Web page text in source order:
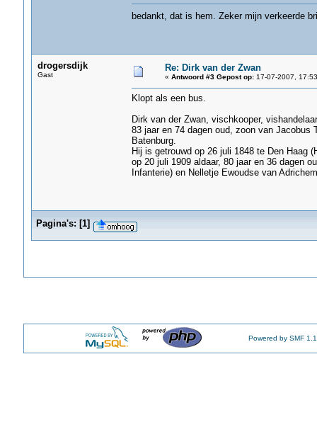
bedankt, dat is hem. Zeker mijn verkeerde
drogersdijk
Gast
Re: Dirk van der Zwan
« Antwoord #3 Gepost op:17-07-2007,
Klopt als een bus.
Dirk van der Zwan, vischkooper,
83 jaar en 74 dagen oud, zoon van Jacobus
Batenburg.
Hij is getrouwd op 26 juli 1848 te Den Haag
op 20 juli 1909 aldaar, 80 jaar en 36 dagen
Infanterie) en Nelletje Ewoudse van
Pagina's: [1]
Powered by SMF